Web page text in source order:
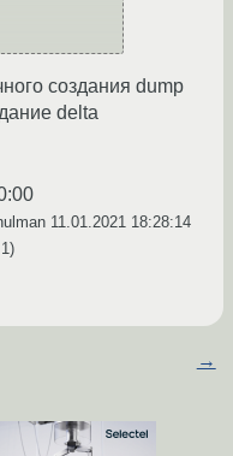
создания dump
delta
11.01.2021 18:28:14
→